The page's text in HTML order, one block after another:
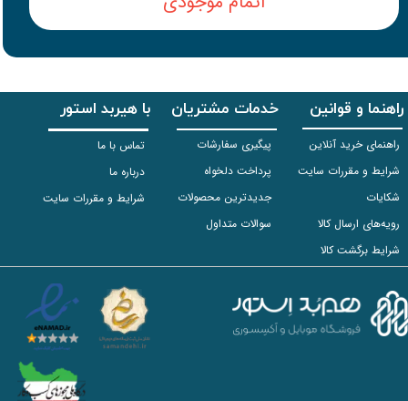
راهنما و قوانین
راهنمای خرید آنلاین
شرایط و مقررات سایت
شکایات
رویه‌های ارسال کالا
شرایط برگشت کالا
خدمات مشتریان
پیگیری سفارشات
پرداخت دلخواه
جدیدترین محصولات
سوالات متداول
با هیربد استور
تماس با ما
درباره ما
شرایط و مقررات سایت